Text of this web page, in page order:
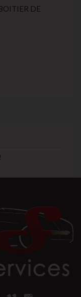
DE